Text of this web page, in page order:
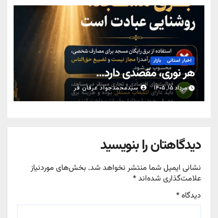
اخبار استانی بازار
هر نوری، مقصدی دارد…
مرداد ۱۵, ۱۴۰۵ سیدمحمدجواد عرفان فر
دیدگاهتان را بنویسید
نشانی ایمیل شما منتشر نخواهد شد. بخش‌های موردنیاز
علامت‌گذاری شده‌اند*
دیدگاه*